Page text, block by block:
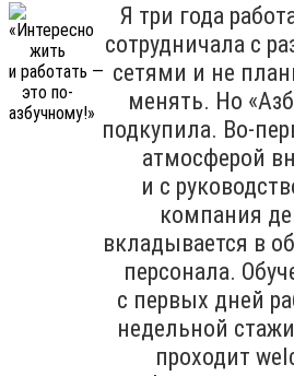
Я три года
сотрудничала с
сетями и не
менять. Но
подкупила. Во-
атмосферой
и с
компания
вкладывается в
персонала.
с первых дней
недельной
проходит